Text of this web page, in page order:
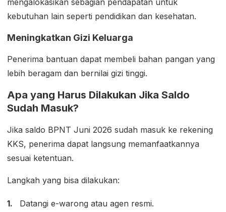
mengalokasikan sebagian pendapatan untuk
kebutuhan lain seperti pendidikan dan kesehatan.
Meningkatkan Gizi Keluarga
Penerima bantuan dapat membeli bahan pangan yang
lebih beragam dan bernilai gizi tinggi.
Apa yang Harus Dilakukan Jika Saldo
Sudah Masuk?
Jika saldo BPNT Juni 2026 sudah masuk ke rekening
KKS, penerima dapat langsung memanfaatkannya
sesuai ketentuan.
Langkah yang bisa dilakukan:
Datangi e-warong atau agen resmi.